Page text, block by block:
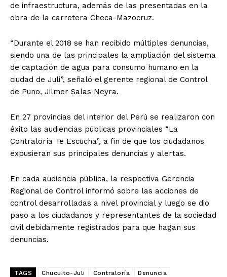
de infraestructura, además de las presentadas en la
obra de la carretera Checa-Mazocruz.
“Durante el 2018 se han recibido múltiples denuncias,
siendo una de las principales la ampliación del sistema
de captación de agua para consumo humano en la
ciudad de Juli”, señaló el gerente regional de Control
de Puno, Jilmer Salas Neyra.
En 27 provincias del interior del Perú se realizaron con
éxito las audiencias públicas provinciales “La
Contraloría Te Escucha”, a fin de que los ciudadanos
expusieran sus principales denuncias y alertas.
En cada audiencia pública, la respectiva Gerencia
Regional de Control informó sobre las acciones de
control desarrolladas a nivel provincial y luego se dio
paso a los ciudadanos y representantes de la sociedad
civil debidamente registrados para que hagan sus
denuncias.
TAGS Chucuito-Juli Contraloría Denuncia